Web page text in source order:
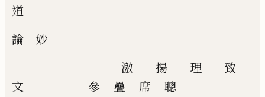
道
論
妙
激
揚 理
致
文
參 疊 席
聰